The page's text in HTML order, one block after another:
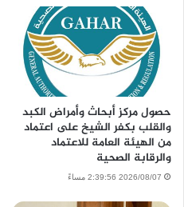
حصول مركز أبحاث وأمراض الكبد
والقلب بكفر الشيخ على اعتماد
من الهيئة العامة للاعتماد
والرقابة الصحية
2026/08/07 2:39:56 مساءً